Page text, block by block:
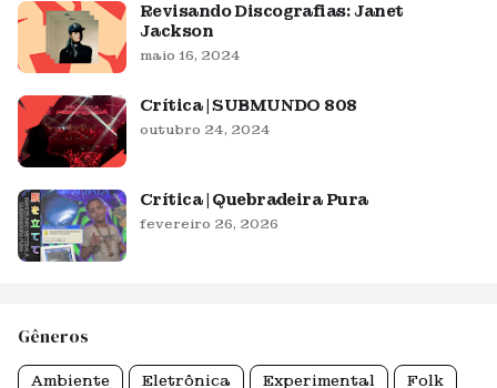
Revisando Discografias: Janet
Jackson
maio 16, 2024
Crítica | SUBMUNDO 808
outubro 24, 2024
Crítica | Quebradeira Pura
fevereiro 26, 2026
Gêneros
Ambiente Eletrônica Experimental Folk